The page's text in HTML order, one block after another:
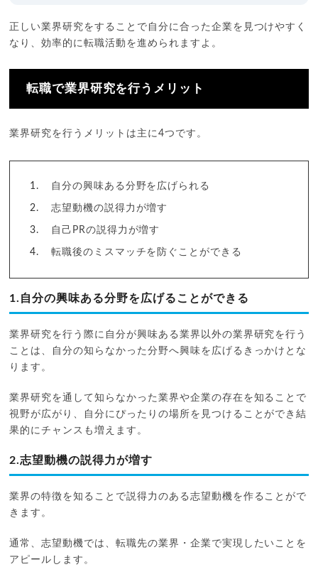
正しい業界研究をすることで自分に合った企業を見つけやすく
なり、効率的に転職活動を進められますよ。
転職で業界研究を行うメリット
業界研究を行うメリットは主に4つです。
自分の興味ある分野を広げられる
志望動機の説得力が増す
自己PRの説得力が増す
転職後のミスマッチを防ぐことができる
1.自分の興味ある分野を広げることができる
業界研究を行う際に自分が興味ある業界以外の業界研究を行う
ことは、自分の知らなかった分野へ興味を広げるきっかけとな
ります。
業界研究を通して知らなかった業界や企業の存在を知ることで
視野が広がり、自分にぴったりの場所を見つけることができ結
果的にチャンスも増えます。
2.志望動機の説得力が増す
業界の特徴を知ることで説得力のある志望動機を作ることがで
きます。
通常、志望動機では、転職先の業界・企業で実現したいことを
アピールします。